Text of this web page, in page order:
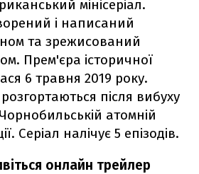
мінісеріал.
і написаний
та зрежисований
Прем'єра історичної
6 травня 2019 року.
після вибуху
атомній
Серіал налічує 5 епізодів.
онлайн трейлер